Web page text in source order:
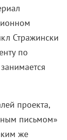
Стражински
по
проекта,
письмом»
же